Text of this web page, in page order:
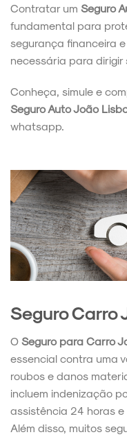
Contratar um Seguro
fundamental para
segurança financeira
necessária para dirigir
Conheça, simule e
Seguro Auto João
whatsapp.
Seguro Carro
O Seguro para Carro
essencial contra uma
roubos e danos
incluem indenização
assistência 24 horas
Além disso, muitos